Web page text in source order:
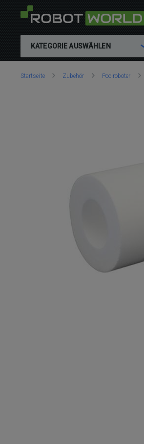
KATEGORIE AUSWÄHLEN
Sie
Startseite Zubehör Pool­ro­bo­ter